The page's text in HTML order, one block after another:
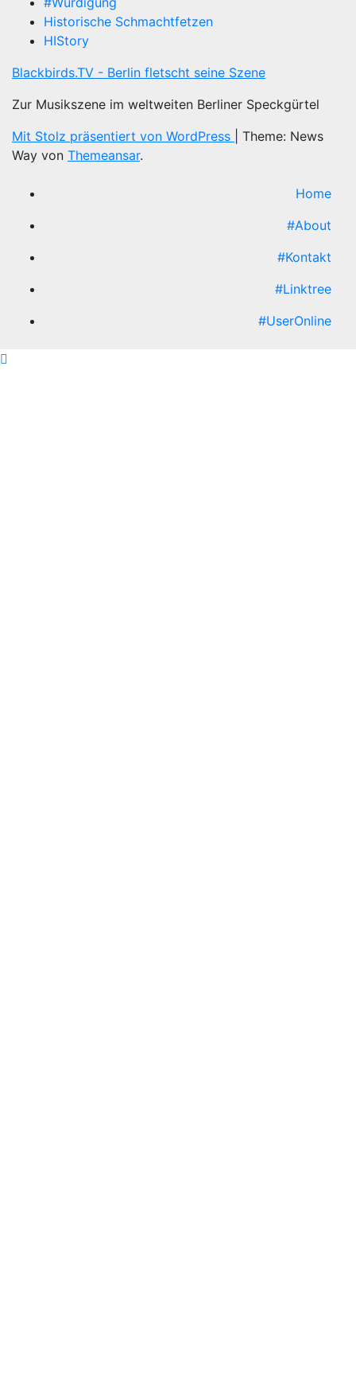
Historische Schmachtfetzen
HIStory
Blackbirds.TV - Berlin fletscht seine Szene
Zur Musikszene im weltweiten Berliner Speckgürtel
Mit Stolz präsentiert von WordPress
Theme: News
Way von Themeansar.
Home
#About
#Kontakt
#Linktree
#UserOnline